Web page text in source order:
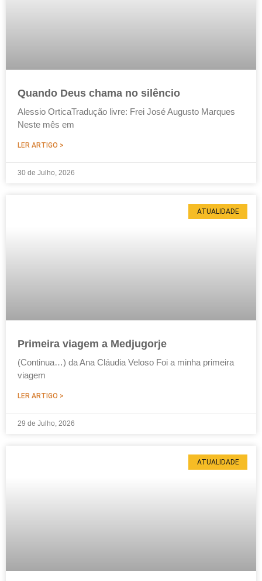
Quando Deus chama no silêncio
Alessio OrticaTradução livre: Frei José Augusto Marques
Neste mês em
LER ARTIGO >
30 de Julho, 2026
ATUALIDADE
Primeira viagem a Medjugorje
(Continua…) da Ana Cláudia Veloso Foi a minha primeira
viagem
LER ARTIGO >
29 de Julho, 2026
ATUALIDADE